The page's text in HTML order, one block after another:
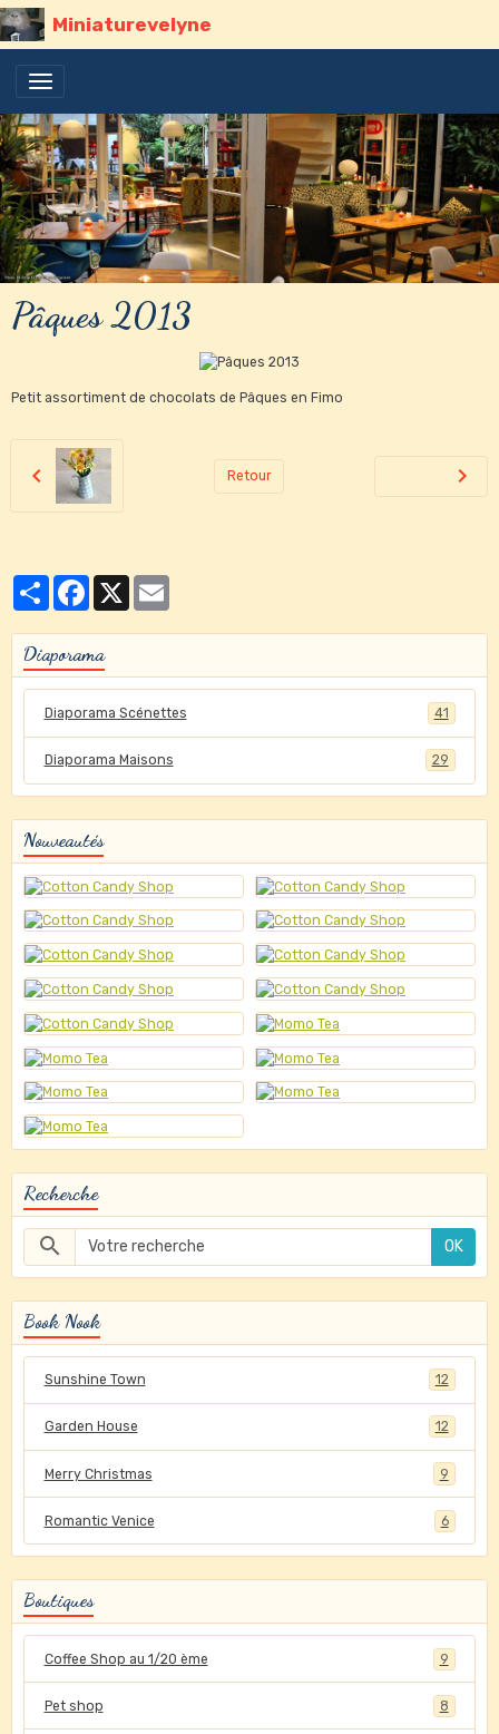
Miniaturevelyne
Pâques 2013
Petit assortiment de chocolats de Pâques en Fimo
Retour
PartagerFacebook
Diaporama
Diaporama Scénettes 41
Diaporama Maisons 29
Nouveautés
Recherche
OK
Book Nook
Sunshine Town 12
Garden House 12
Merry Christmas 9
Romantic Venice 6
Boutiques
Coffee Shop au 1/20 ème 9
Pet shop 8